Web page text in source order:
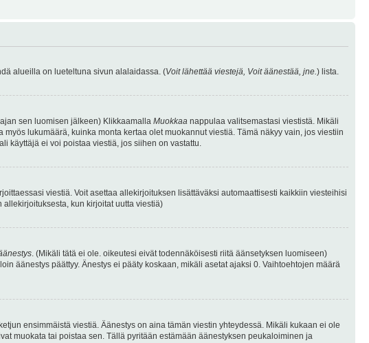
alueilla on lueteltuna sivun alalaidassa. (Voit lähettää viestejä, Voit äänestää, jne.) lista.
sen luomisen jälkeen) Klikkaamalla Muokkaa nappulaa valitsemastasi viestistä. Mikäli
lukumäärä, kuinka monta kertaa olet muokannut viestiä. Tämä näkyy vain, jos viestiin
käyttäjä ei voi poistaa viestiä, jos siihen on vastattu.
viestiä. Voit asettaa allekirjoituksen lisättäväksi automaattisesti kaikkiin viesteihisi
kun kirjoitat uutta viestiä)
. (Mikäli tätä ei ole. oikeutesi eivät todennäköisesti riitä äänsetyksen luomiseen)
äänestys päättyy. Änestys ei pääty koskaan, mikäli asetat ajaksi 0. Vaihtoehtojen määrä
ensimmäistä viestiä. Äänestys on aina tämän viestin yhteydessä. Mikäli kukaan ei ole
muokata tai poistaa sen. Tällä pyritään estämään äänestyksen peukaloiminen ja